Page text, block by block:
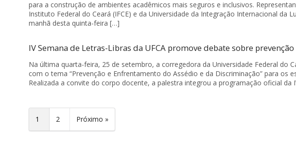
para a construção de ambientes acadêmicos mais seguros e inclusivos.
Instituto Federal do Ceará (IFCE) e da Universidade da Integração Internacional da
manhã desta quinta-feira […]
IV Semana de Letras-Libras da UFCA promove debate sobre
Na última quarta-feira, 25 de setembro, a corregedora da Universidade Federal do
com o tema “Prevenção e Enfrentamento do Assédio e da Discriminação” para os
Realizada a convite do corpo docente, a palestra integrou a programação oficial da
1 2 Próximo »